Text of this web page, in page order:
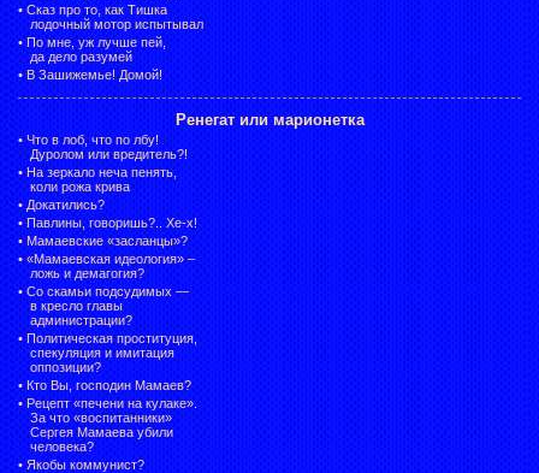
• Сказ про то, как Тишка
лодочный мотор испытывал
• По мне, уж лучше пей,
да дело разумей
• В Зашижемье! Домой!
Ренегат или марионетка
• Что в лоб, что по лбу!
Дуролом или вредитель?!
• На зеркало неча пенять,
коли рожа крива
• Докатились?
• Павлины, говоришь?.. Хе-х!
• Мамаевские «засланцы»?
• «Мамаевская идеология» –
ложь и демагогия?
• Со скамьи подсудимых —
в кресло главы
администрации?
• Политическая проституция,
спекуляция и имитация
оппозиции?
• Кто Вы, господин Мамаев?
• Рецепт «печени на кулаке».
За что «воспитанники»
Сергея Мамаева убили
человека?
• Якобы коммунист?